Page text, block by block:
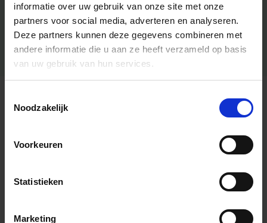
informatie over uw gebruik van onze site met onze
partners voor social media, adverteren en analyseren.
Deze partners kunnen deze gegevens combineren met
andere informatie die u aan ze heeft verzameld op basis
van uw gebruik van hun services.
Noodzakelijk
Voorkeuren
Statistieken
Marketing
Algemene informatie